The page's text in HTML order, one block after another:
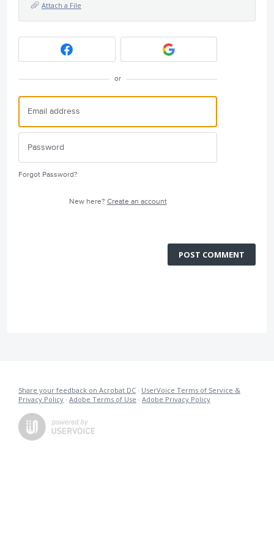
Attach a File
or
Forgot Password?
New here? Create an account
POST COMMENT
Share your feedback on Acrobat DC · UserVoice Terms of Service &
Privacy Policy · Adobe Terms of Use · Adobe Privacy Policy